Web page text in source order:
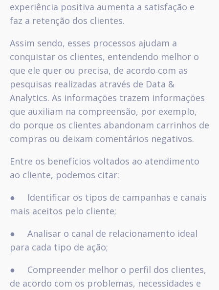
experiência positiva aumenta a satisfação e
faz a retenção dos clientes.
Assim sendo, esses processos ajudam a
conquistar os clientes, entendendo melhor o
que ele quer ou precisa, de acordo com as
pesquisas realizadas através de Data &
Analytics. As informações trazem informações
que auxiliam na compreensão, por exemplo,
do porque os clientes abandonam carrinhos de
compras ou deixam comentários negativos.
Entre os benefícios voltados ao atendimento
ao cliente, podemos citar:
● Identificar os tipos de campanhas e canais
mais aceitos pelo cliente;
● Analisar o canal de relacionamento ideal
para cada tipo de ação;
● Compreender melhor o perfil dos clientes,
de acordo com os problemas, necessidades e